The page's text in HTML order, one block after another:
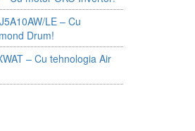
LE – Cu
Drum!
– Cu tehnologia Air